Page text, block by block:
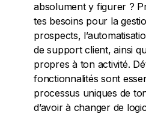
absolument y figurer ?
tes besoins pour la
prospects,
de support client, ainsi
propres à ton activité.
fonctionnalités sont
processus uniques de
d’avoir à changer de